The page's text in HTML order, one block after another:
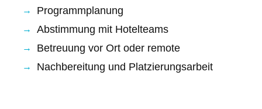
Programmplanung
Abstimmung mit Hotelteams
Betreuung vor Ort oder remote
Nachbereitung und Platzierungsarbeit